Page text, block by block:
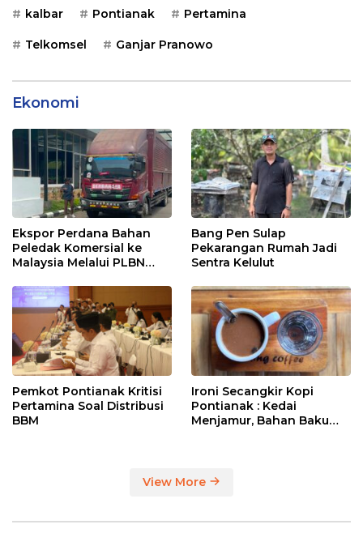
kalbar Pontianak Pertamina
Telkomsel Ganjar Pranowo
Ekonomi
Ekspor Perdana Bahan
Peledak Komersial ke
Malaysia Melalui PLBN
Bang Pen Sulap
Pekarangan Rumah Jadi
Sentra Kelulut
Pemkot Pontianak Kritisi
Pertamina Soal Distribusi
BBM
Ironi Secangkir Kopi
Pontianak : Kedai
Menjamur, Bahan Baku
View More